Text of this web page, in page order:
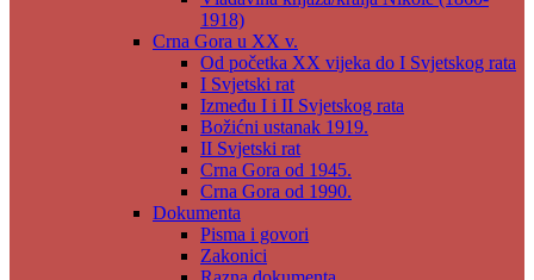
1918)
Crna Gora u XX v.
Od početka XX vijeka do I Svjetskog rata
I Svjetski rat
Između I i II Svjetskog rata
Božićni ustanak 1919.
II Svjetski rat
Crna Gora od 1945.
Crna Gora od 1990.
Dokumenta
Pisma i govori
Zakonici